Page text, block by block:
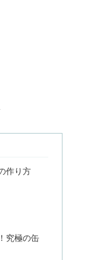
作り方
究極の缶